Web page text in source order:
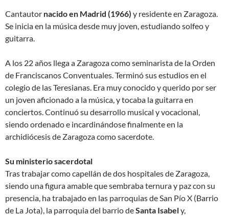
Cantautor nacido en Madrid (1966) y residente en Zaragoza.
Se inicia en la música desde muy joven, estudiando solfeo y
guitarra.
A los 22 años llega a Zaragoza como seminarista de la Orden
de Franciscanos Conventuales. Terminó sus estudios en el
colegio de las Teresianas. Era muy conocido y querido por ser
un joven aficionado a la música, y tocaba la guitarra en
conciertos. Continuó su desarrollo musical y vocacional,
siendo ordenado e incardinándose finalmente en la
archidiócesis de Zaragoza como sacerdote.
Su ministerio sacerdotal
Tras trabajar como capellán de dos hospitales de Zaragoza,
siendo una figura amable que sembraba ternura y paz con su
presencia, ha trabajado en las parroquias de San Pío X (Barrio
de La Jota), la parroquia del barrio deSanta Isabely,